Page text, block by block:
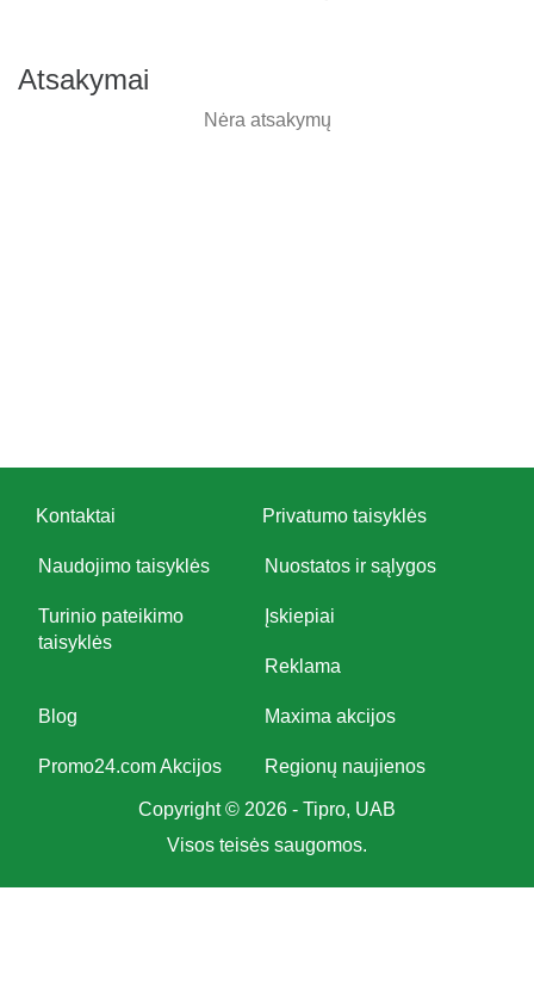
Atsakymai
Nėra atsakymų
Kontaktai Privatumo taisyklės
Naudojimo taisyklės Nuostatos ir sąlygos
Turinio pateikimo
taisyklės
Įskiepiai
Reklama
Blog Maxima akcijos
Promo24.com Akcijos Regionų naujienos
Copyright © 2026 - Tipro, UAB
Visos teisės saugomos.